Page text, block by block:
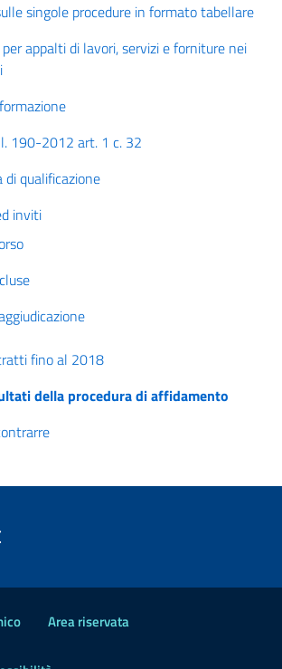
singole procedure in formato tabellare
appalti di lavori, servizi e forniture nei
190-2012 art. 1 c. 32
qualificazione
inviti
fino al 2018
della procedura di affidamento
Area riservata